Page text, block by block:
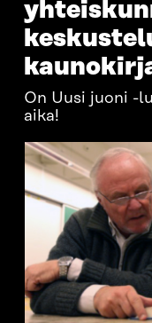
On Uusi juoni -
aika!